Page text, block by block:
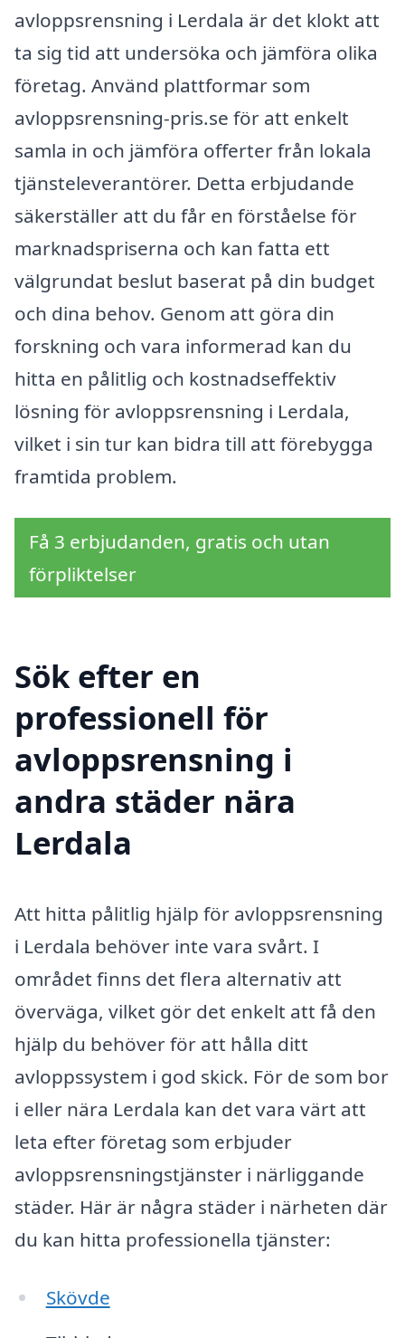
avloppsrensning i Lerdala är det klokt att
ta sig tid att undersöka och jämföra olika
företag. Använd plattformar som
avloppsrensning-pris.se för att enkelt
samla in och jämföra offerter från lokala
tjänsteleverantörer. Detta erbjudande
säkerställer att du får en förståelse för
marknadspriserna och kan fatta ett
välgrundat beslut baserat på din budget
och dina behov. Genom att göra din
forskning och vara informerad kan du
hitta en pålitlig och kostnadseffektiv
lösning för avloppsrensning i Lerdala,
vilket i sin tur kan bidra till att förebygga
framtida problem.
Få 3 erbjudanden, gratis och utan
förpliktelser
Sök efter en
professionell för
avloppsrensning i
andra städer nära
Lerdala
Att hitta pålitlig hjälp för avloppsrensning
i Lerdala behöver inte vara svårt. I
området finns det flera alternativ att
överväga, vilket gör det enkelt att få den
hjälp du behöver för att hålla ditt
avloppssystem i god skick. För de som bor
i eller nära Lerdala kan det vara värt att
leta efter företag som erbjuder
avloppsrensningstjänster i närliggande
städer. Här är några städer i närheten där
du kan hitta professionella tjänster:
Skövde